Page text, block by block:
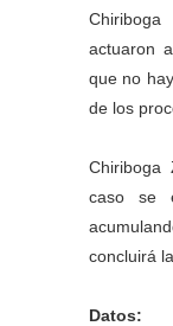
actuaron
que no
de los
Chiriboga
caso se
concluirá
Datos: